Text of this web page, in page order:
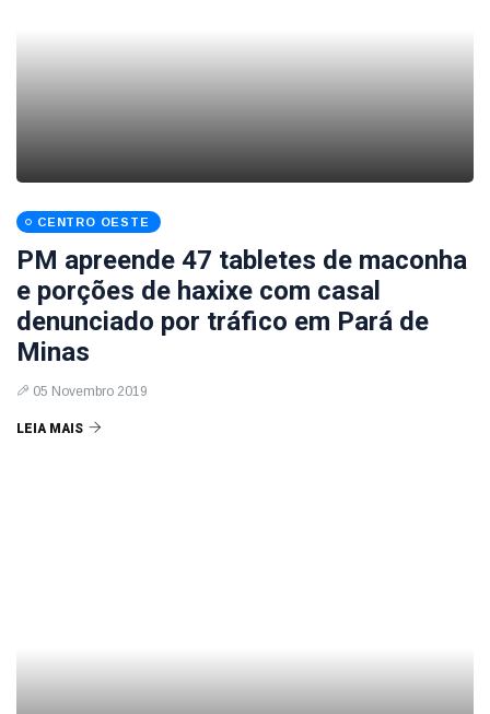
CENTRO OESTE
PM apreende 47 tabletes de maconha
e porções de haxixe com casal
denunciado por tráfico em Pará de
Minas
05 Novembro 2019
LEIA MAIS